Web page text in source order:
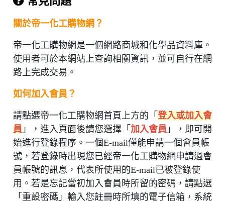
關於帝一化工購物網？
帝一化工購物網是一個網路商城和化學品資料庫。
使用者可於本網站上查詢相關資訊，並可自行在網
路上完成交易。
如何加入會員？
請點選帝一化工購物網首頁上方的「 登入或加入會
員 」，進入頁面後請您選擇「 加入會員 」，即可開
始進行登錄程序。一個E-mail僅能申請一個會員帳
號，若登錄時出現您已經帝一化工購物網申請過會
員帳號的訊息，代表所使用的E-mail已被登錄使
用。若是忘記當初加入會員時所留的密碼，請點選
「重設密碼」輸入您註冊時所填的電子信箱，系統